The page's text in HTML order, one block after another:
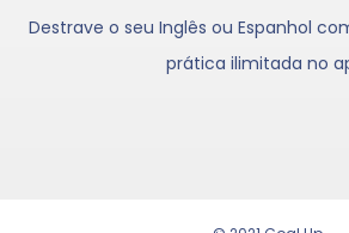
Destrave o seu Inglês ou Espanhol
prática ilimitada no